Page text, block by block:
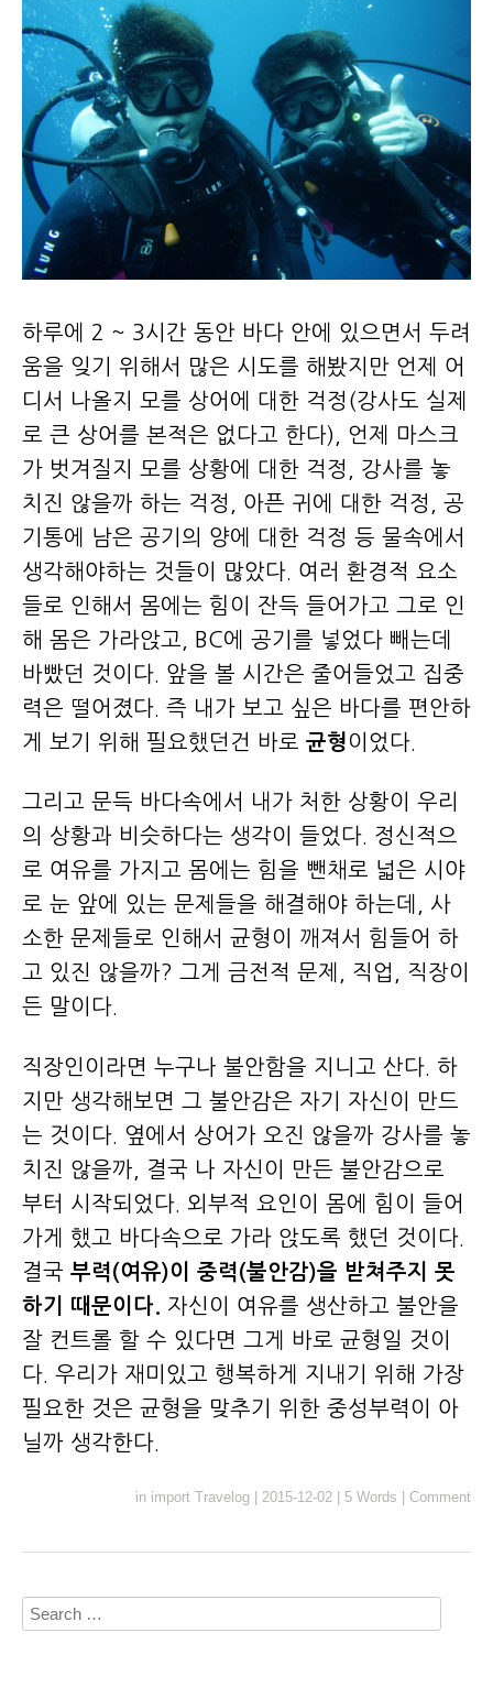
하루에 2 ~ 3시간 동안 바다 안에 있으면서 두려
움을 잊기 위해서 많은 시도를 해봤지만 언제 어
디서 나올지 모를 상어에 대한 걱정(강사도 실제
로 큰 상어를 본적은 없다고 한다), 언제 마스크
가 벗겨질지 모를 상황에 대한 걱정, 강사를 놓
치진 않을까 하는 걱정, 아픈 귀에 대한 걱정, 공
기통에 남은 공기의 양에 대한 걱정 등 물속에서
생각해야하는 것들이 많았다. 여러 환경적 요소
들로 인해서 몸에는 힘이 잔득 들어가고 그로 인
해 몸은 가라앉고, BC에 공기를 넣었다 빼는데
바빴던 것이다. 앞을 볼 시간은 줄어들었고 집중
력은 떨어졌다. 즉 내가 보고 싶은 바다를 편안하
게 보기 위해 필요했던건 바로 균형이었다.
그리고 문득 바다속에서 내가 처한 상황이 우리
의 상황과 비슷하다는 생각이 들었다. 정신적으
로 여유를 가지고 몸에는 힘을 뺀채로 넓은 시야
로 눈 앞에 있는 문제들을 해결해야 하는데, 사
소한 문제들로 인해서 균형이 깨져서 힘들어 하
고 있진 않을까? 그게 금전적 문제, 직업, 직장이
든 말이다.
직장인이라면 누구나 불안함을 지니고 산다. 하
지만 생각해보면 그 불안감은 자기 자신이 만드
는 것이다. 옆에서 상어가 오진 않을까 강사를 놓
치진 않을까, 결국 나 자신이 만든 불안감으로
부터 시작되었다. 외부적 요인이 몸에 힘이 들어
가게 했고 바다속으로 가라 앉도록 했던 것이다.
결국 부력(여유)이 중력(불안감)을 받쳐주지 못
하기 때문이다. 자신이 여유를 생산하고 불안을
잘 컨트롤 할 수 있다면 그게 바로 균형일 것이
다. 우리가 재미있고 행복하게 지내기 위해 가장
필요한 것은 균형을 맞추기 위한 중성부력이 아
닐까 생각한다.
in import Travelog 2015-12-02 5 Words Comment